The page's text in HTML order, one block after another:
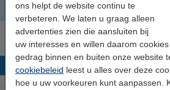
ons helpt de website continu te
verbeteren. We laten u graag alleen
advertenties zien die aansluiten bij
uw interesses en willen daarom
gedrag binnen en buiten onze website
cookiebeleid leest u alles over deze
hoe u uw voorkeuren kunt aanpassen.
Ontbijtkoek
Populaire